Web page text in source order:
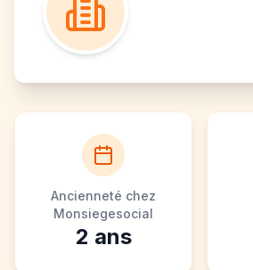
Ancienneté chez
Monsiegesocial
2 ans